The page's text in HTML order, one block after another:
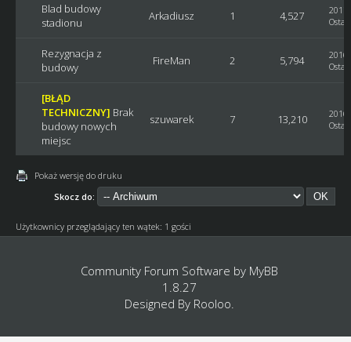
Blad budowy
stadionu
Arkadiusz 1 4,527
Rezygnacja z
budowy
FireMan 2 5,794
[BŁĄD
TECHNICZNY] Brak
budowy nowych
miejsc
szuwarek 7 13,210
Pokaż wersję do druku
Skocz do:
Użytkownicy przeglądający ten wątek: 1 gości
Community Forum Software by MyBB
1.8.27
Designed By Rooloo